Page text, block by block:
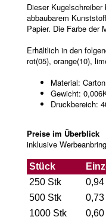
Dieser
abbaubarem
Papier. Die Farbe der
Erhältlich in den
rot(05), orange(10),
Material: Carton
Gewicht:
Druckbereich:
Preise im Überblick
inklusive
Stück
250 Stk
0,94
500 Stk
0,73
1000 Stk
0,60